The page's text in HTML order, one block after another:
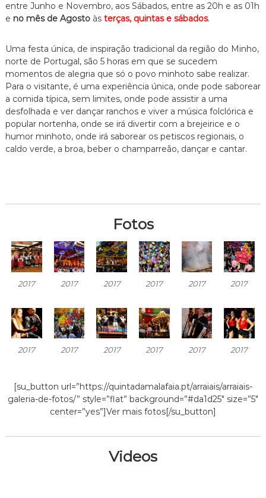
entre Junho e Novembro, aos Sábados, entre as 20h e as 01h
e no mês de Agostoàs terças, quintas e sábados.
Uma festa única, de inspiração tradicional da região do Minho,
norte de Portugal, são 5 horas em que se sucedem
momentos de alegria que só o povo minhoto sabe realizar.
Para o visitante, é uma experiência única, onde pode saborear
a comida típica, sem limites, onde pode assistir a uma
desfolhada e ver dançar ranchos e viver a música folclórica e
popular nortenha, onde se irá divertir com a brejeirice e o
humor minhoto, onde irá saborear os petiscos regionais, o
caldo verde, a broa, beber o champarreão, dançar e cantar.
Fotos
2017 2017 2017 2017 2017 2017
2017 2017 2017 2017 2017 2017
[su_button url=”https://quintadamalafaia.pt/arraiais/arraiais-
galeria-de-fotos/” style=”flat” background=”#da1d25″ size=”5″
center=”yes”]Ver mais fotos[/su_button]
Videos